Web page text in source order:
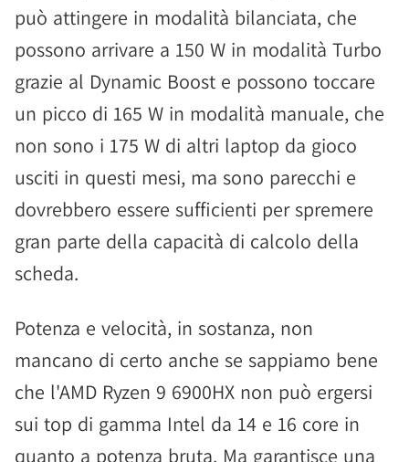
può attingere in modalità bilanciata, che
possono arrivare a 150 W in modalità Turbo
grazie al Dynamic Boost e possono toccare
un picco di 165 W in modalità manuale, che
non sono i 175 W di altri laptop da gioco
usciti in questi mesi, ma sono parecchi e
dovrebbero essere sufficienti per spremere
gran parte della capacità di calcolo della
scheda.
Potenza e velocità, in sostanza, non
mancano di certo anche se sappiamo bene
che l'AMD Ryzen 9 6900HX non può ergersi
sui top di gamma Intel da 14 e 16 core in
quanto a potenza bruta. Ma garantisce una